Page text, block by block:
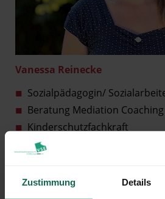
Zustimmung Details
Vanessa Reinecke
Sozialpädagogin/
Beratung Mediation Coaching
Kinderschutzfachkraft
Tel:0176 147 057 68